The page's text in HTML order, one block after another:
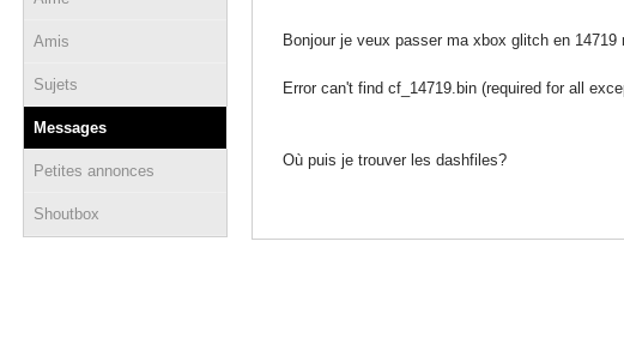
Amis
Sujets
Messages
Petites annonces
Shoutbox
Bonjour je veux passer ma xbox glitch en
Error can't find cf_14719.bin (required for all
Où puis je trouver les dashfiles?